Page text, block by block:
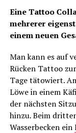
Eine Tattoo
mehrerer
einem neuen
Man kann es auf
Rücken Tattoo
Tage tätowiert.
Löwe in einem
der nächsten
hinzu. Beim
Wasserbecken ein